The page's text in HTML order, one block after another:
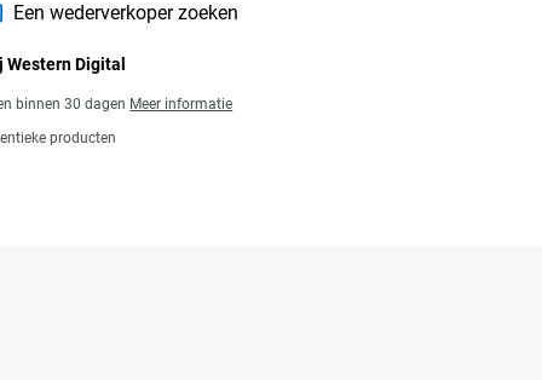
Een wederverkoper zoeken
Digital
binnen 30 dagen Meer informatie
producten